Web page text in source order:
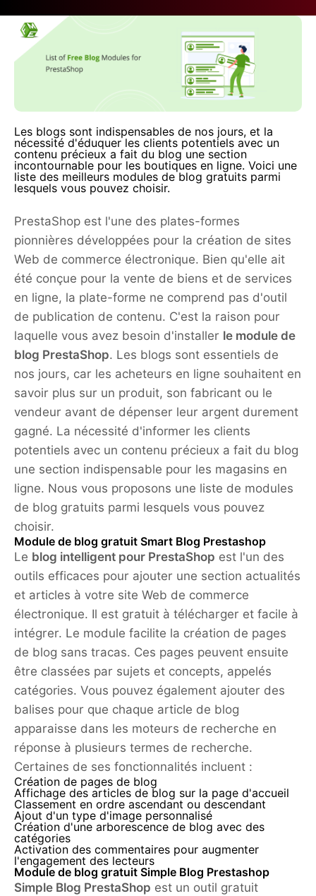
Les blogs sont indispensables de nos jours, et la
nécessité d'éduquer les clients potentiels avec un
contenu précieux a fait du blog une section
incontournable pour les boutiques en ligne. Voici une
liste des meilleurs modules de blog gratuits parmi
lesquels vous pouvez choisir.
PrestaShop est l'une des plates-formes
pionnières développées pour la création de sites
Web de commerce électronique. Bien qu'elle ait
été conçue pour la vente de biens et de services
en ligne, la plate-forme ne comprend pas d'outil
de publication de contenu. C'est la raison pour
laquelle vous avez besoin d'installer le module de
blog PrestaShop. Les blogs sont essentiels de
nos jours, car les acheteurs en ligne souhaitent en
savoir plus sur un produit, son fabricant ou le
vendeur avant de dépenser leur argent durement
gagné. La nécessité d'informer les clients
potentiels avec un contenu précieux a fait du blog
une section indispensable pour les magasins en
ligne. Nous vous proposons une liste de modules
de blog gratuits parmi lesquels vous pouvez
choisir.
Module de blog gratuit Smart Blog Prestashop
Le blog intelligent pour PrestaShop est l'un des
outils efficaces pour ajouter une section actualités
et articles à votre site Web de commerce
électronique. Il est gratuit à télécharger et facile à
intégrer. Le module facilite la création de pages
de blog sans tracas. Ces pages peuvent ensuite
être classées par sujets et concepts, appelés
catégories. Vous pouvez également ajouter des
balises pour que chaque article de blog
apparaisse dans les moteurs de recherche en
réponse à plusieurs termes de recherche.
Certaines de ses fonctionnalités incluent :
Création de pages de blog
Affichage des articles de blog sur la page d'accueil
Classement en ordre ascendant ou descendant
Ajout d'un type d'image personnalisé
Création d'une arborescence de blog avec des
catégories
Activation des commentaires pour augmenter
l'engagement des lecteurs
Module de blog gratuit Simple Blog Prestashop
Simple Blog PrestaShop est un outil gratuit